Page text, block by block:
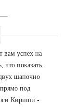
вам успех на
показать.
шапочно
под
Кириши -